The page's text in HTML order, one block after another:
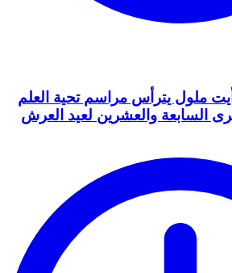
ملول يترأس مراسم تحية العلم
السابعة والعشرين لعيد العرش